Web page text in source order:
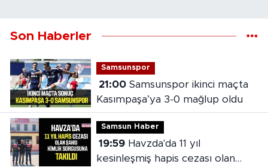
Son Haberler
Samsunspor
21:00Samsunspor ikinci maçta
Kasımpaşa’ya 3-0 mağlup oldu
Samsun Haber
19:59Havzda'da 11 yıl
kesinleşmiş hapis cezası olan